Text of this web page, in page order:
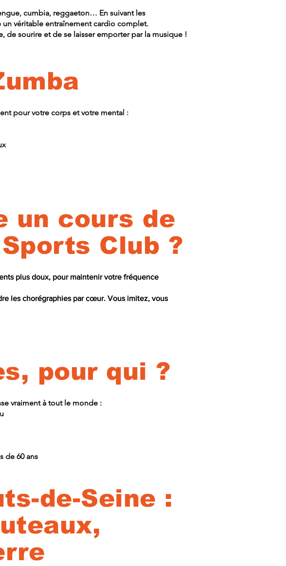
cumbia, reggaeton… En suivant les
un véritable entraînement cardio complet.
de sourire et de se laisser emporter par la musique !
pour votre corps et votre mental :
un cours de
Club ?
plus doux, pour maintenir votre fréquence
les chorégraphies par cœur. Vous imitez, vous
pour qui ?
vraiment à tout le monde :
de 60 ans
de-Seine :